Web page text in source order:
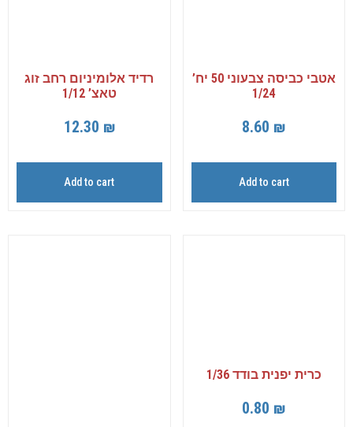
אטבי כביסה צבעוני 50 יח’
1/24
8.60 ₪
Add to cart
רדיד אלומיניום רחב זוג
טאצ’ 1/12
12.30 ₪
Add to cart
כרית יפנית בודד 1/36
0.80 ₪